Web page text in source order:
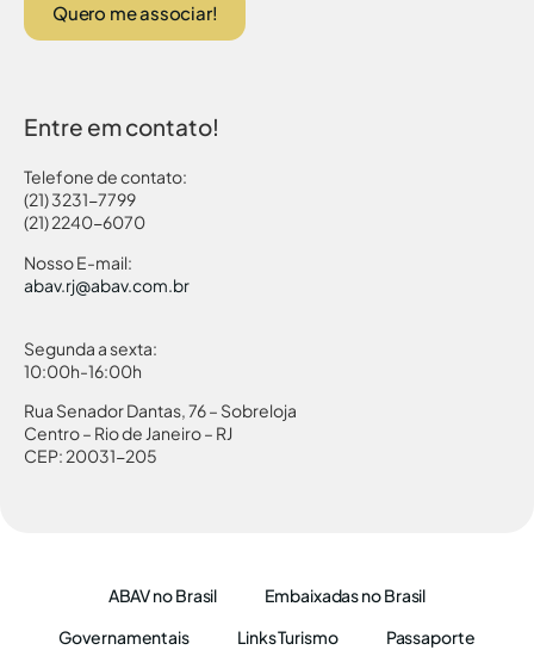
Quero me associar!
Entre em contato!
Telefone de contato:
(21) 3231-7799
(21) 2240-6070
Nosso E-mail:
abav.rj@abav.com.br
Segunda a sexta:
10:00h-16:00h
Rua Senador Dantas, 76 – Sobreloja
Centro – Rio de Janeiro – RJ
CEP: 20031-205
ABAV no Brasil
Embaixadas no Brasil
Governamentais
Links Turismo Passaporte